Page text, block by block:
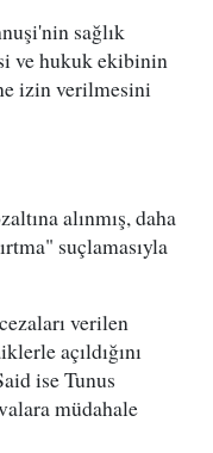
sağlık
ve hukuk ekibinin
izin verilmesini
alınmış, daha
suçlamasıyla
verilen
açıldığını
ise Tunus
müdahale